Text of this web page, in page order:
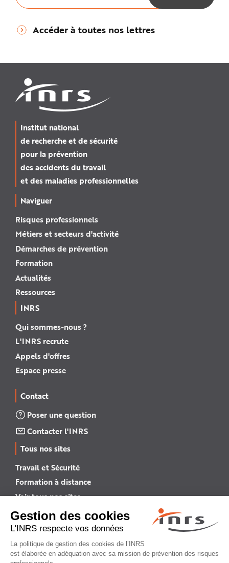
Accéder à toutes nos lettres
Institut national
de recherche et de sécurité
pour la prévention
des accidents du travail
et des maladies professionnelles
Naviguer
Risques professionnels
Métiers et secteurs d'activité
Démarches de prévention
Formation
Actualités
Ressources
INRS
Qui sommes-nous ?
L'INRS recrute
Appels d'offres
Espace presse
Contact
Poser une question
Contacter l'INRS
Tous nos sites
Travail et Sécurité
Formation à distance
Voir tous nos sites →
INRS English
INRS (english version)